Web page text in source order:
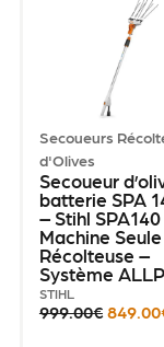
Secoueurs
d'Olives
Secoueur
batterie SPA
– Stihl
Machine
Récolteuse –
Système
STIHL
999.00€ 849.00